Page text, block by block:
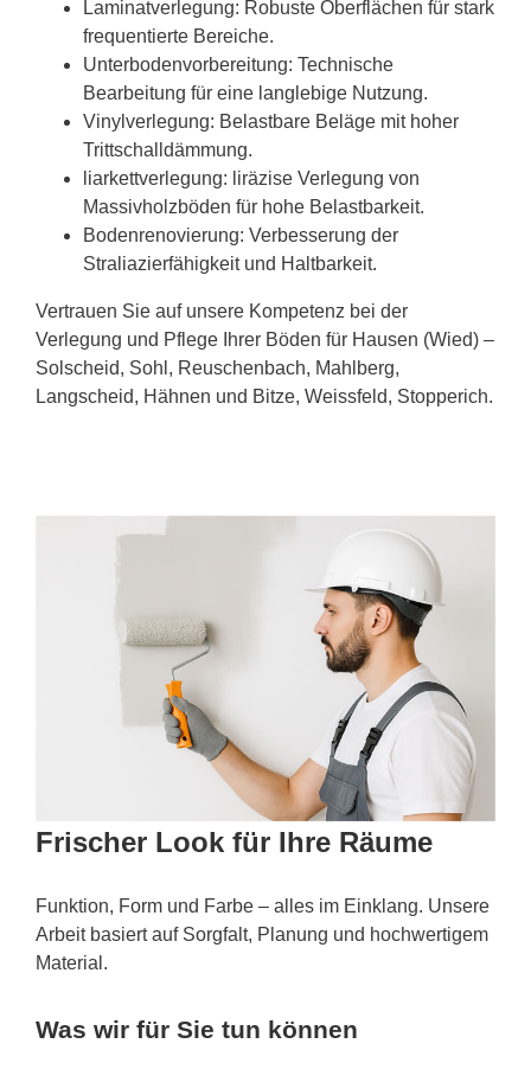
Laminatverlegung: Robuste Oberflächen für stark
frequentierte Bereiche.
Unterbodenvorbereitung: Technische
Bearbeitung für eine langlebige Nutzung.
Vinylverlegung: Belastbare Beläge mit hoher
Trittschalldämmung.
liarkettverlegung: liräzise Verlegung von
Massivholzböden für hohe Belastbarkeit.
Bodenrenovierung: Verbesserung der
Straliazierfähigkeit und Haltbarkeit.
Vertrauen Sie auf unsere Kompetenz bei der
Verlegung und Pflege Ihrer Böden für Hausen (Wied) –
Solscheid, Sohl, Reuschenbach, Mahlberg,
Langscheid, Hähnen und Bitze, Weissfeld, Stopperich.
Frischer Look für Ihre Räume
Funktion, Form und Farbe – alles im Einklang. Unsere
Arbeit basiert auf Sorgfalt, Planung und hochwertigem
Material.
Was wir für Sie tun können